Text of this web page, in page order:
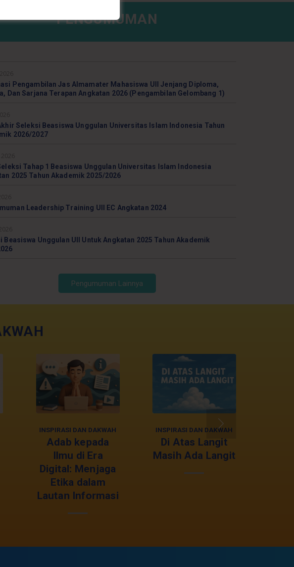
PENGUMUMAN
Pengambilan Jas Almamater Mahasiswa UII Jenjang Diploma,
Dan Sarjana Terapan Angkatan 2026 (Pengambilan Gelombang 1)
Seleksi Beasiswa Unggulan Universitas Islam Indonesia Tahun
2026/2027
Tahap 1 Beasiswa Unggulan Universitas Islam Indonesia
2025 Tahun Akademik 2025/2026
Leadership Training UII EC Angkatan 2024
Beasiswa Unggulan UII Untuk Angkatan 2025 Tahun Akademik
Pengumuman Lainnya
INSPIRASI DAN DAKWAH
Adab kepada
Ilmu di Era
Digital: Menjaga
Etika dalam
Lautan Informasi
INSPIRASI DAN DAKWAH
Di Atas Langit
Masih Ada Langit